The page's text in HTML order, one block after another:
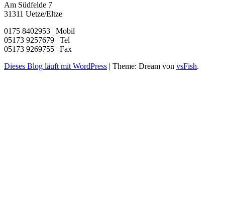
Am Südfelde 7
31311 Uetze/Eltze
0175 8402953 | Mobil
05173 9257679 | Tel
05173 9269755 | Fax
Dieses Blog läuft mit WordPress | Theme: Dream von vsFish.